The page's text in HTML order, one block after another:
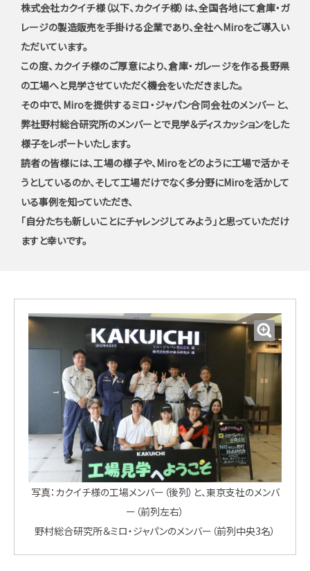
株式会社カクイチ様（以下、カクイチ様）は、全国各地にて倉庫・ガ
レージの製造販売を手掛ける企業であり、全社へMiroをご導入い
ただいています。
この度、カクイチ様のご厚意により、倉庫・ガレージを作る長野県
の工場へと見学させていただく機会をいただきました。
その中で、Miroを提供するミロ・ジャパン合同会社のメンバーと、
弊社野村総合研究所のメンバーとで見学＆ディスカッションをした
様子をレポートいたします。
読者の皆様には、工場の様子や、Miroをどのように工場で活かそ
うとしているのか、そして工場だけでなく多分野にMiroを活かして
いる事例を知っていただき、
「自分たちも新しいことにチャレンジしてみよう」と思っていただけ
ますと幸いです。
写真：カクイチ様の工場メンバー（後列）と、東京支社のメンバ
ー（前列左右）
野村総合研究所＆ミロ・ジャパンのメンバー（前列中央3名）